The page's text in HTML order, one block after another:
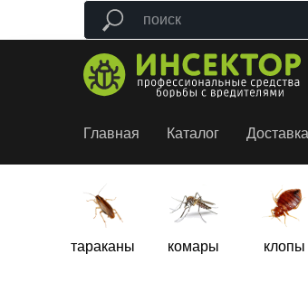
Главная Каталог Доставка
клопы
комары
тараканы